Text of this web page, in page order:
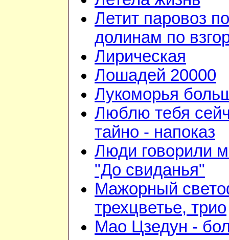
Летит паровоз по
долинам по
Лирическая
Лошадей 20000
Лукоморья
Люблю тебя
тайно - напоказ
Люди говорили
"До свиданья"
Мажорный
трехцветье, трио
Мао Цзедун -